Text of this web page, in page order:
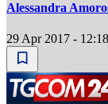
Alessandra
29 Apr 2017 - 12:18